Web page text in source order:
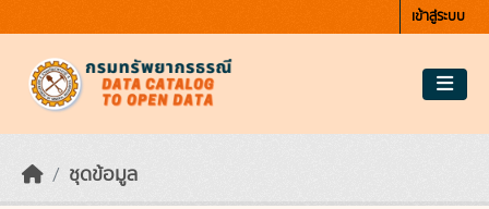
เข้าสู่ระบบ
ชุดข้อมูล